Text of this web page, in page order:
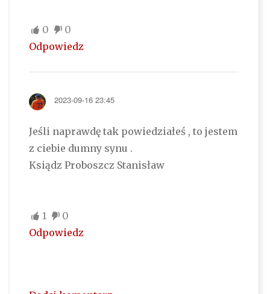
0
0
Odpowiedz
2023-09-16 23:45
Jeśli naprawdę tak powiedziałeś , to jestem
z ciebie dumny synu .
Ksiądz Proboszcz Stanisław
1
0
Odpowiedz